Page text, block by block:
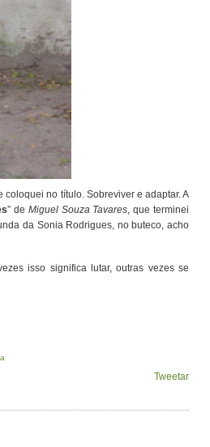
no título. Sobreviver e adaptar. A
” de Miguel Souza Tavares, que terminei
da Sonia Rodrigues, no buteco, acho
isso significa lutar, outras vezes se
Tweetar